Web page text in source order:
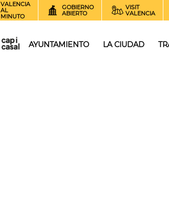
VALENCIA
AL
MINUTO
GOBIERNO
ABIERTO
VISIT
VALENCIA
AYUNTAMIENTO LA CIUDAD